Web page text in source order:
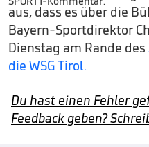
aus, dass es über die
Bayern-Sportdirektor
Dienstag am Rande des
die WSG Tirol.
Du hast einen Fehler
Feedback geben?